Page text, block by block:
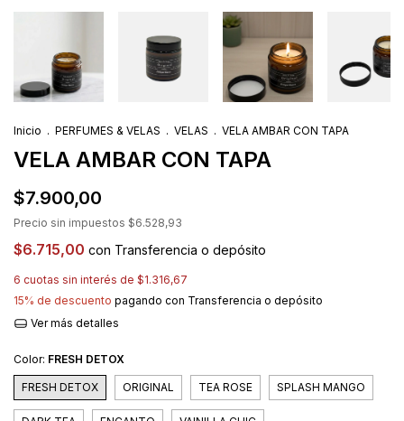
Inicio . PERFUMES & VELAS . VELAS . VELA AMBAR CON TAPA
VELA AMBAR CON TAPA
$7.900,00
Precio sin impuestos $6.528,93
$6.715,00 con Transferencia o depósito
6 cuotas sin interés de $1.316,67
15% de descuento pagando con Transferencia o depósito
Ver más detalles
Color: FRESH DETOX
FRESH DETOX ORIGINAL TEA ROSE SPLASH MANGO